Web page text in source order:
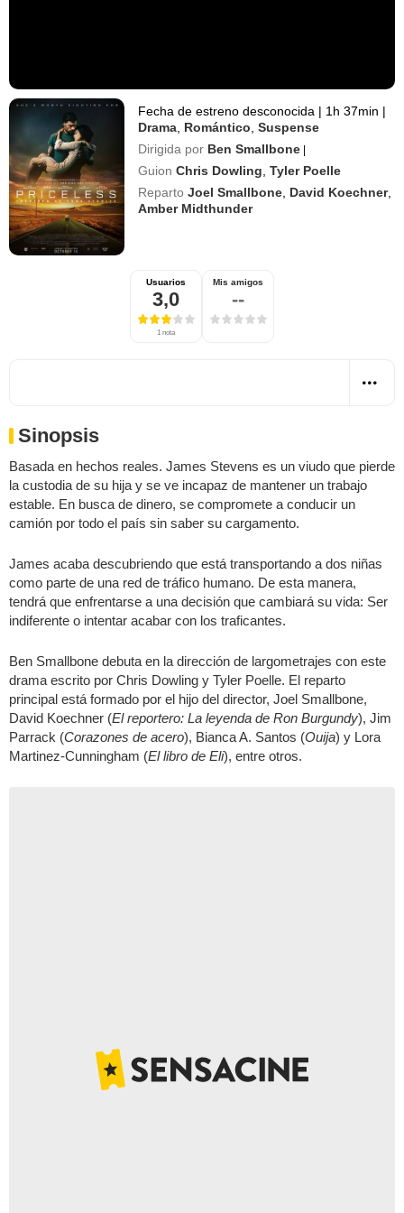
Fecha de estreno desconocida | 1h 37min |
Drama Romántico ,Suspense
Dirigida por Ben Smallbone |
Guion Chris Dowling ,Tyler Poelle
Reparto Joel Smallbone David Koechner,
Amber Midthunder
Usuarios
3,0
1 nota
Mis amigos
--
Sinopsis
Basada en hechos reales. James Stevens es un viudo que pierde
la custodia de su hija y se ve incapaz de mantener un trabajo
estable. En busca de dinero, se compromete a conducir un
camión por todo el país sin saber su cargamento.
James acaba descubriendo que está transportando a dos niñas
como parte de una red de tráfico humano. De esta manera,
tendrá que enfrentarse a una decisión que cambiará su vida: Ser
indiferente o intentar acabar con los traficantes.
Ben Smallbone debuta en la dirección de largometrajes con este
drama escrito por Chris Dowling y Tyler Poelle. El reparto
principal está formado por el hijo del director, Joel Smallbone,
David Koechner (El reportero: La leyenda de Ron Burgundy), Jim
Parrack (Corazones de acero), Bianca A. Santos (Ouija) y Lora
Martinez-Cunningham (El libro de Eli), entre otros.